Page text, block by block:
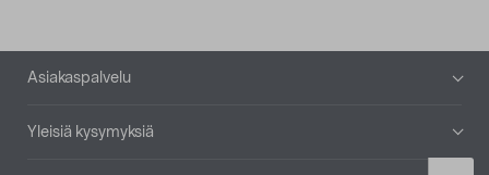
Alatunniste
Asiakaspalvelu
Yleisiä kysymyksiä